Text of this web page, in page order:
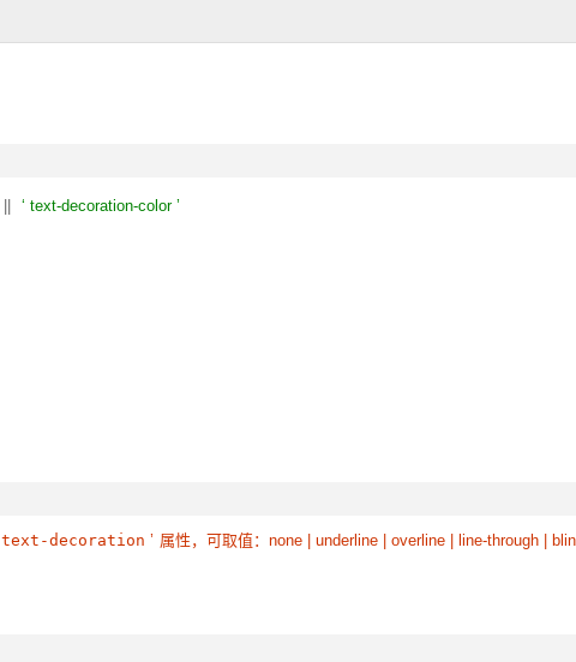
text-decoration-color
text-decoration
属性，可取值：none | underline | overline | line-through |